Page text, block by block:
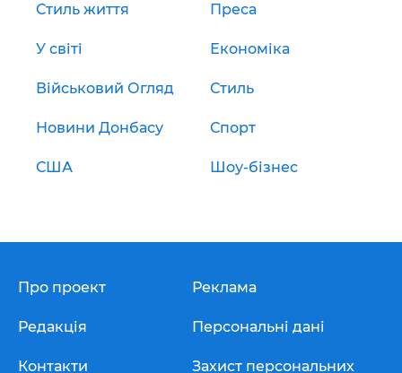
Стиль життя Преса
У світі Економіка
Військовий Огляд Стиль
Новини Донбасу Спорт
США Шоу-бізнес
Про проект
Редакція
Контакти
Реклама
Персональні дані
Захист персональних